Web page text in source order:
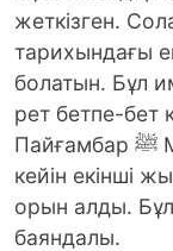
жеткізген.
тарихындағы
болатын. Бұл
рет бетпе-бет
Пайғамбар ﷺ Меккеден Мәдинаға көшкеннен
кейін екінші
орын алды.
баяндалы.